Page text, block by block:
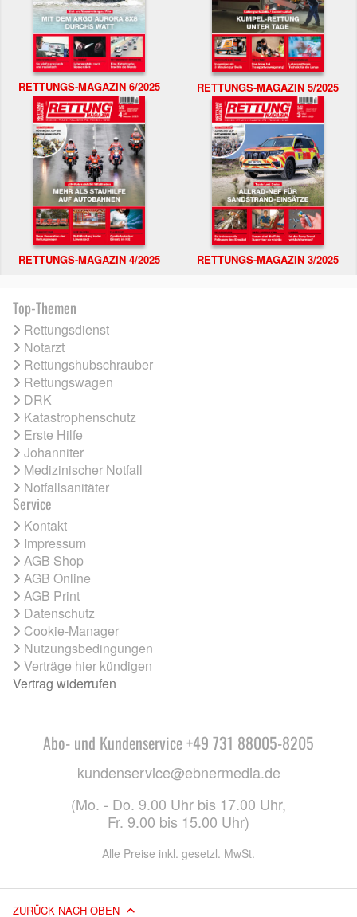
RETTUNGS-MAGAZIN 6/2025 RETTUNGS-MAGAZIN 5/2025
RETTUNGS-MAGAZIN 4/2025 RETTUNGS-MAGAZIN 3/2025
Top-Themen
Rettungsdienst
Notarzt
Rettungshubschrauber
Rettungswagen
DRK
Katastrophenschutz
Erste Hilfe
Johanniter
Medizinischer Notfall
Notfallsanitäter
Service
Kontakt
Impressum
AGB Shop
AGB Online
AGB Print
Datenschutz
Cookie-Manager
Nutzungsbedingungen
Verträge hier kündigen
Vertrag widerrufen
Abo- und Kundenservice +49 731 88005-8205
kundenservice@ebnermedia.de
(Mo. - Do. 9.00 Uhr bis 17.00 Uhr,
Fr. 9.00 bis 15.00 Uhr)
Alle Preise inkl. gesetzl. MwSt.
ZURÜCK NACH OBEN